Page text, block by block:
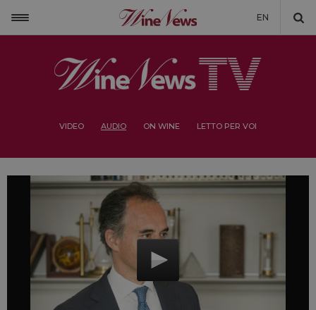
EN
VIDEO AUDIO ON WINE LETTO PER VOI